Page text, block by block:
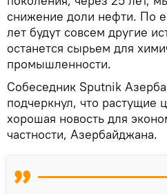
снижение доли нефти. По
лет будут совсем другие
останется сырьем для
промышленности.
Собеседник Sputnik
подчеркнул, что растущие
хорошая новость для
частности, Азербайджана.